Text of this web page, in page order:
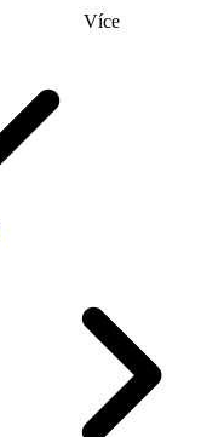
Více